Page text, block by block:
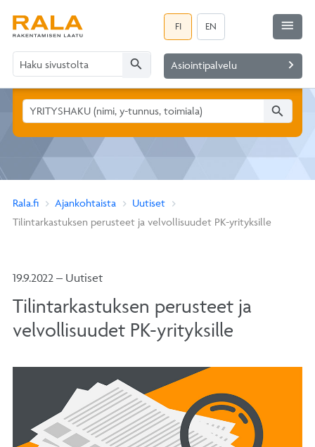
FI EN
search Asiointipalvelu navigate_next
menu
search
Rala.fi Ajankohtaista
Uutiset
Tilintarkastuksen perusteet ja velvollisuudet PK-yrityksille
19.9.2022 – Uutiset
Tilintarkastuksen perusteet ja
velvollisuudet PK-yrityksille